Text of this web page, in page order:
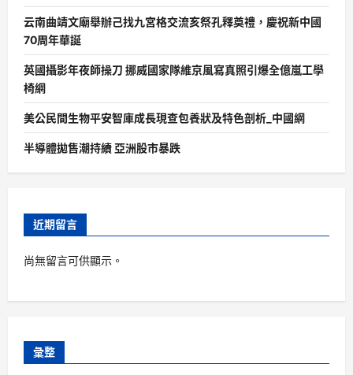
云南曲靖文廟舉辦己找九宮格交流亥祭孔釋奠禮，慶祝新中國
70周年華誕
英國攝影年夜師操刀 挪威國家隊維京風寫真照引爆全億嵐工學
椅網
美公民間生物平安智庫成長現查包養狀及特色剖析_中國網
半導體拋售潮持續 亞洲股市暴跌
近期留言
尚無留言可供顯示。
彙整